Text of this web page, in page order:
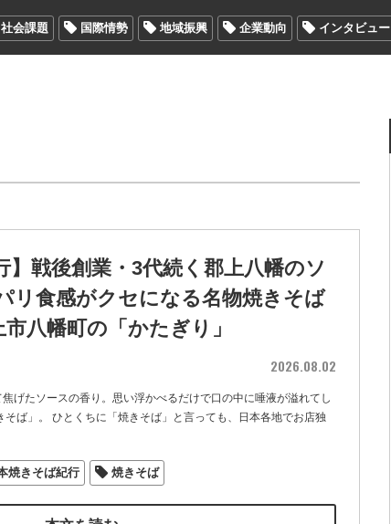
社会課題 国際情勢 地域振興 企業動向 インタビュー
】戦後創業・3代続く郡上八幡のソ
リ食感がクセになる名物焼きそば
八幡町の「かたぎり」
2026.08.02
げたソースの香り。思い浮かべるだけで口の中に唾液が溢れてし
そば」。 ひとくちに「焼きそば」と言っても、日本各地でお店独
焼きそば紀行 焼きそば